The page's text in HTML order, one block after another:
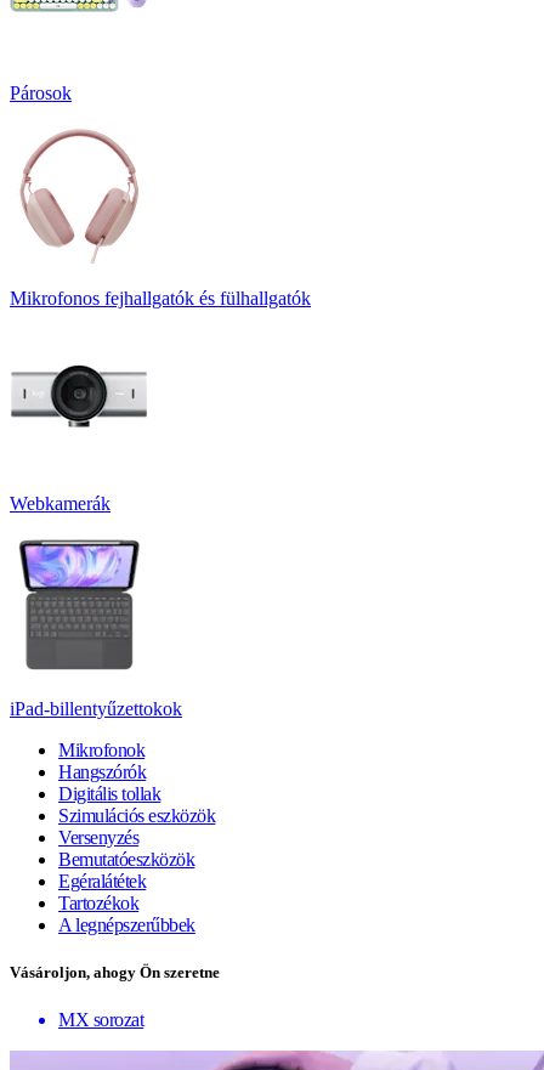
Párosok
Mikrofonos fejhallgatók és fülhallgatók
Webkamerák
iPad-billentyűzettokok
Mikrofonok
Hangszórók
Digitális tollak
Szimulációs eszközök
Versenyzés
Bemutatóeszközök
Egéralátétek
Tartozékok
A legnépszerűbbek
Vásároljon, ahogy Ön szeretne
MX sorozat